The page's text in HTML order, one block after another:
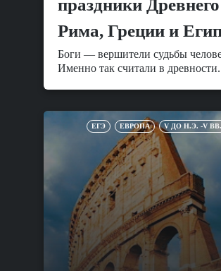
праздники Древнего
Рима, Греции и
Боги — вершители судьбы
Именно так считали в древности.
ЕГЭ ЕВРОПА V ДО Н.Э. -V ВВ.